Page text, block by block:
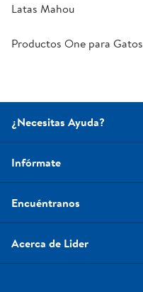
Latas Mahou
Productos One para Gatos
¿Necesitas Ayuda?
Infórmate
Encuéntranos
Acerca de Lider